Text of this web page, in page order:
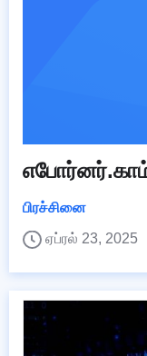
பிரச்சினை
ஏப்ரல் 23, 2025